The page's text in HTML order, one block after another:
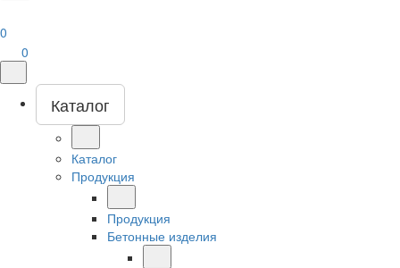
0
0
Каталог
Каталог
Продукция
Продукция
Бетонные изделия